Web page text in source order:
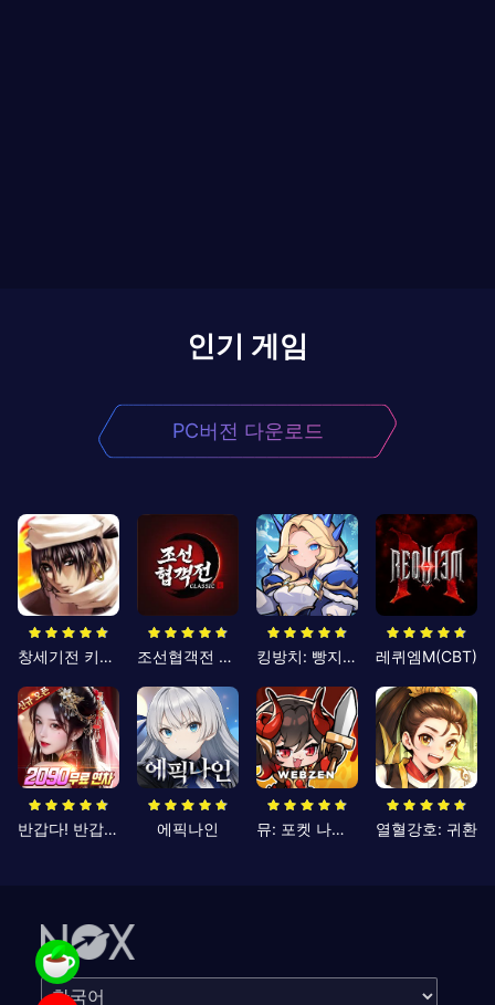
인기 게임
PC버전 다운로드
창세기전 키우기 조선협객전 클래식 킹방치: 빵지의 제왕 레퀴엠M(CBT)
반갑다! 반갑삼국지 에픽나인 뮤: 포켓 나이츠 열혈강호: 귀환